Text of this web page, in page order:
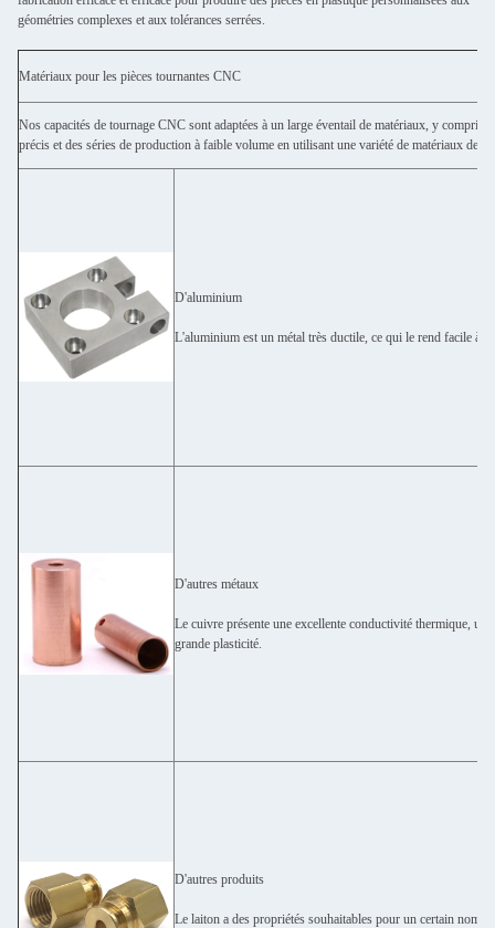
géométries complexes et aux tolérances serrées.
Matériaux pour les pièces tournantes CNC
Nos capacités de tournage CNC sont adaptées à un large éventail de matériaux, y
précis et des séries de production à faible volume en utilisant une variété de matériaux
D'aluminium
L'aluminium est un métal très ductile, ce qui le rend facile à
D'autres métaux
Le cuivre présente une excellente conductivité thermique,
grande plasticité.
D'autres produits
Le laiton a des propriétés souhaitables pour un certain